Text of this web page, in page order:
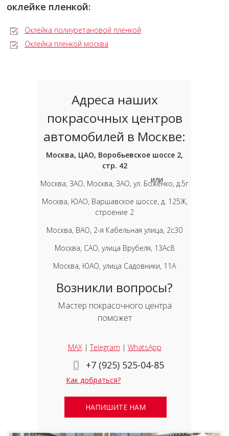
оклейке пленкой:
Оклейка полиуретановой пленкой
Оклейка пленкой москва
Адреса наших
покрасочных центров
автомобилей в Москве:
Москва, ЦАО, Воробьевское шоссе 2,
стр. 42
Москва, ЗАО, Москва, ЗАО, ул. Боженко, д.5г
Москва, ЮАО, Варшавское шоссе, д. 125Ж,
строение 2
Москва, ВАО, 2-я Кабельная улица, 2с30
Москва, САО, улица Врубеля, 13Ас8
Москва, ЮАО, улица Садовники, 11А
Возникли вопросы?
Мастер покрасочного центра
поможет
MAX|Telegram | WhatsApp
+7 (925) 525-04-85
Как добраться?
или
НАПИШИТЕ НАМ